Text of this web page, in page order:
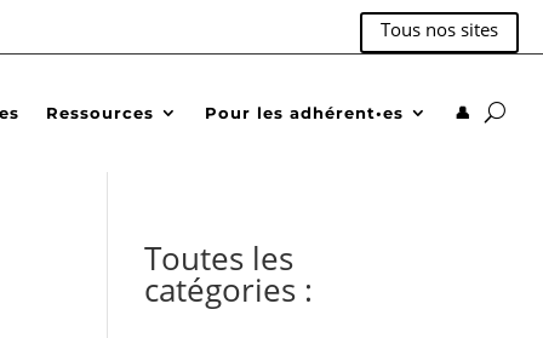
Tous nos sites
Ressources Pour les adhérent•es 👤
Toutes les
catégories :